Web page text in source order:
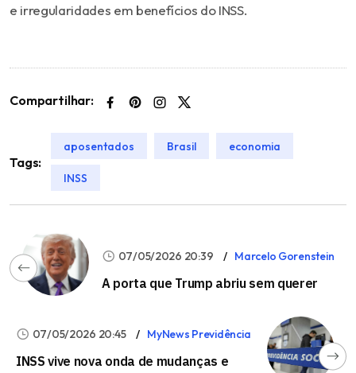
e irregularidades em benefícios do INSS.
Compartilhar:
Tags:
aposentados Brasil economia
INSS
07/05/2026 20:39 Marcelo Gorenstein
A porta que Trump abriu sem querer
07/05/2026 20:45 MyNews Previdência
INSS vive nova onda de mudanças e